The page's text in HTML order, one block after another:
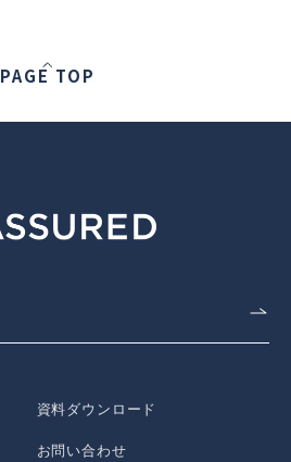
PAGE TOP
資料ダウンロード
お問い合わせ